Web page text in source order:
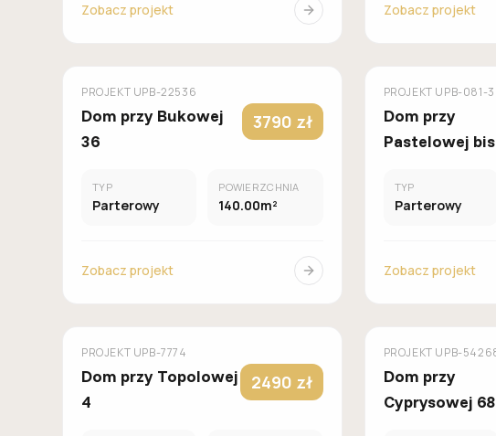
Zobacz projekt Zobacz projekt
GALERIA DOMÓW
PROJEKT UPB-22536
Dom przy Bukowej
36
3790 zł
TYP
Parterowy
POWIERZCHNIA
140.00m²
Zobacz projekt
GALERIA DOMÓW
PROJEKT UPB-081-
Dom przy
Pastelowej bis
TYP
Parterowy
Zobacz projekt
GALERIA DOMÓW
PROJEKT UPB-7774
Dom przy Topolowej
4
2490 zł
GALERIA DOMÓW
PROJEKT UPB-
Dom przy
Cyprysowej 68